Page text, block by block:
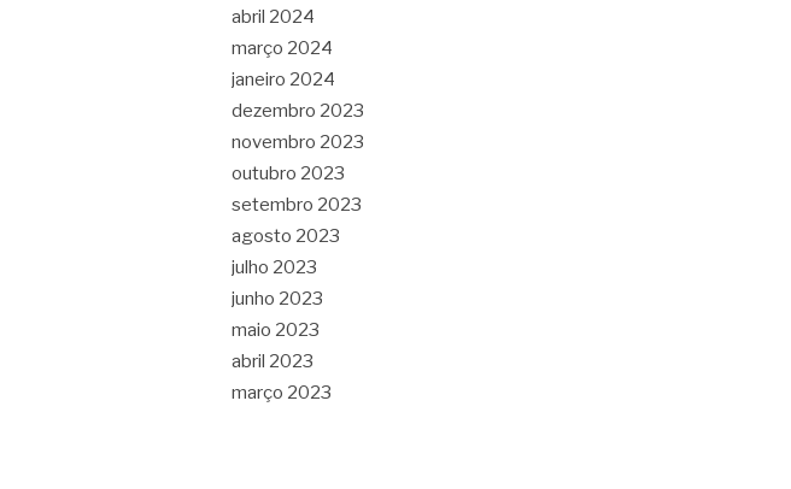
abril 2024
março 2024
janeiro 2024
dezembro 2023
novembro 2023
outubro 2023
setembro 2023
agosto 2023
julho 2023
junho 2023
maio 2023
abril 2023
março 2023